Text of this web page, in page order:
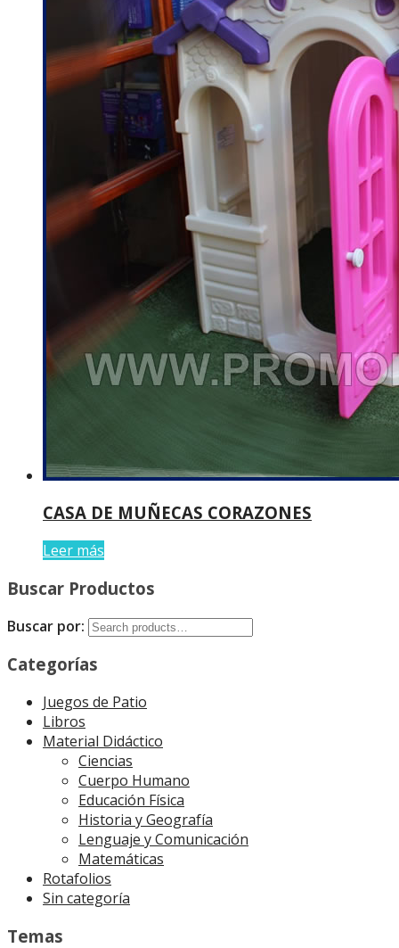
CASA DE MUÑECAS CORAZONES
Leer más
Buscar Productos
Buscar por:
Categorías
Juegos de Patio
Libros
Material Didáctico
Ciencias
Cuerpo Humano
Educación Física
Historia y Geografía
Lenguaje y Comunicación
Matemáticas
Rotafolios
Sin categoría
Temas